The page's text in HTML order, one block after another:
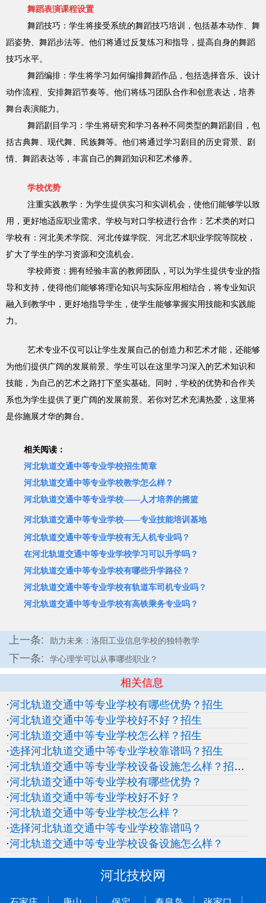
舞蹈表演课程设置
舞蹈技巧：学生将接受系统的舞蹈技巧培训，包括基本动作、舞
蹈姿势、舞蹈步法等。他们将通过反复练习和指导，提高自身的舞蹈
技巧水平。
舞蹈编排：学生将学习如何编排舞蹈作品，包括选择音乐、设计
动作流程、安排舞蹈节奏等。他们将练习团队合作和创意表达，培养
舞台表演能力。
舞蹈剧目学习：学生将研究和学习各种不同类型的舞蹈剧目，包
括古典舞、现代舞、民族舞等。他们将通过学习剧目的历史背景、剧
情、舞蹈表达等，丰富自己的舞蹈知识和艺术修养。
学校优势
注重实践教学：为学生提供实习和实训机会，使他们能够学以致
用，更好地适应职业需求。学校与对口学校进行合作：艺术类的对口
学校有：河北美术学院、河北传媒学院、河北艺术职业学院等院校，
扩大了学生的学习资源和交流机会。
学校师资：拥有经验丰富的教师团队，可以为学生提供专业的指
导和支持，使得他们能够将理论知识与实际应用相结合，将专业知识
融入到教学中，更好地指导学生，使学生能够掌握实用技能和实践能
力。
艺术专业不仅可以让学生发展自己的创造力和艺术才能，还能够
为他们提供广阔的发展前景。学生可以在这里学习深入的艺术知识和
技能，为自己的艺术之路打下坚实基础。同时，学校的优势和合作关
系也为学生提供了更广阔的发展前景。若你对艺术充满热爱，这里将
是你施展才华的舞台。
相关阅读：
河北轨道交通中等专业学校招生简章
河北轨道交通中等专业学校教学怎么样？
河北轨道交通中等专业学校——人才培养的摇篮
河北轨道交通中等专业学校——专业技能培训基地
河北轨道交通中等专业学校有无人机专业吗？
在河北轨道交通中等专业学校学习可以升学吗？
河北轨道交通中等专业学校有哪些升学路径？
河北轨道交通中等专业学校有轨道车司机专业吗？
河北轨道交通中等专业学校有高铁乘务专业吗？
上一条: 助力未来：洛阳工业信息学校的独特教学
下一条: 学心理学可以从事哪些职业？
相关信息
·河北轨道交通中等专业学校有哪些优势？招生
·河北轨道交通中等专业学校好不好？招生
·河北轨道交通中等专业学校怎么样？招生
·选择河北轨道交通中等专业学校靠谱吗？招生
·河北轨道交通中等专业学校设备设施怎么样？招生
·河北轨道交通中等专业学校有哪些优势？
·河北轨道交通中等专业学校好不好？
·河北轨道交通中等专业学校怎么样？
·选择河北轨道交通中等专业学校靠谱吗？
·河北轨道交通中等专业学校设备设施怎么样？
河北技校网